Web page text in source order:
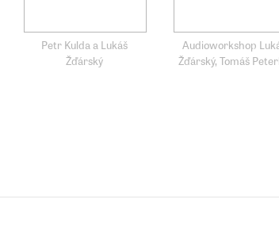
Petr Kulda a Lukáš
Žďárský
Audioworkshop
Žďárský, Tomáš